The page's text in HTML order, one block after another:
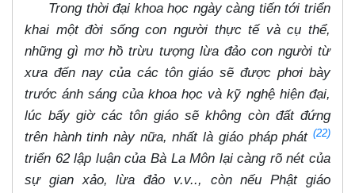
Trong thời đại khoa học ngày càng tiến tới triển
khai một đời sống con người thực tế và cụ thể,
những gì mơ hồ trừu tượng lừa đảo con người từ
xưa đến nay của các tôn giáo sẽ được phơi bày
trước ánh sáng của khoa học và kỹ nghệ hiện đại,
lúc bấy giờ các tôn giáo sẽ không còn đất đứng
trên hành tinh này nữa, nhất là giáo pháp phát (22)
triển 62 lập luận của Bà La Môn lại càng rõ nét của
sự gian xảo, lừa đảo v.v.., còn nếu Phật giáo